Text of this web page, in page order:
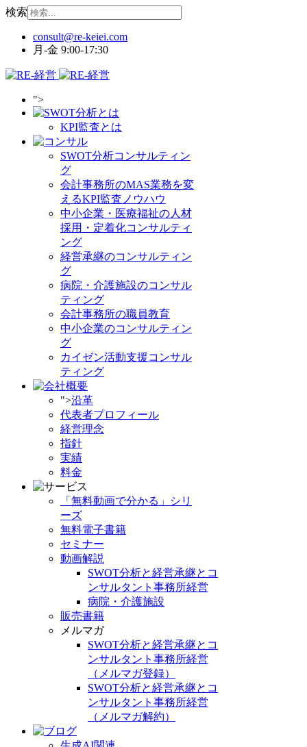
検索
月-金 9:00-17:30
">
KPI監査とは
SWOT分析コンサルティン
グ
会計事務所のMAS業務を変
えるKPI監査ノウハウ
中小企業・医療福祉の人材
採用・定着化コンサルティ
ング
経営承継のコンサルティン
グ
病院・介護施設のコンサル
ティング
会計事務所の職員教育
中小企業のコンサルティン
グ
カイゼン活動支援コンサル
ティング
">沿革
代表者プロフィール
経営理念
指針
実績
料金
「無料動画で分かる」シリ
ーズ
無料電子書籍
セミナー
動画解説
SWOT分析と経営承継とコ
ンサルタント事務所経営
病院・介護施設
販売書籍
メルマガ
SWOT分析と経営承継とコ
ンサルタント事務所経営
（メルマガ登録）
SWOT分析と経営承継とコ
ンサルタント事務所経営
（メルマガ解約）